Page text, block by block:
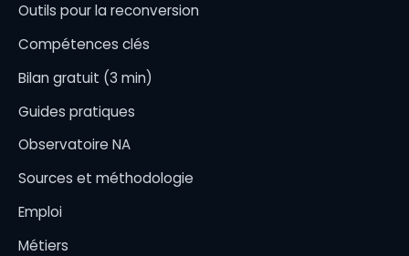
Outils pour la reconversion
Compétences clés
Bilan gratuit (3 min)
Guides pratiques
Observatoire NA
Sources et méthodologie
Emploi
Métiers